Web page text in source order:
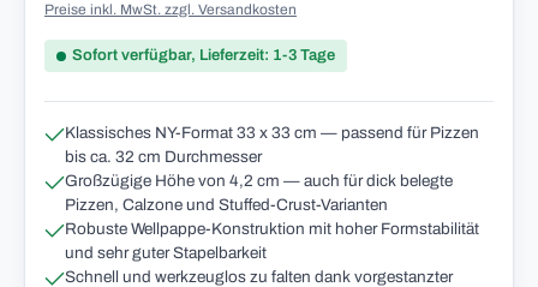
Preise inkl. MwSt. zzgl. Versandkosten
Sofort verfügbar, Lieferzeit: 1-3 Tage
Klassisches NY-Format 33 x 33 cm — passend für Pizzen
bis ca. 32 cm Durchmesser
Großzügige Höhe von 4,2 cm — auch für dick belegte
Pizzen, Calzone und Stuffed-Crust-Varianten
Robuste Wellpappe-Konstruktion mit hoher Formstabilität
und sehr guter Stapelbarkeit
Schnell und werkzeuglos zu falten dank vorgestanzter